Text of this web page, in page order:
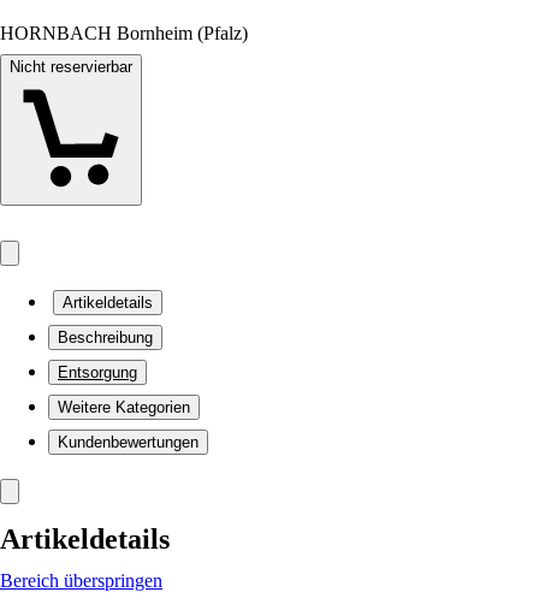
HORNBACH Bornheim (Pfalz)
Nicht reservierbar
Artikeldetails
Beschreibung
Entsorgung
Weitere Kategorien
Kundenbewertungen
Artikeldetails
Bereich überspringen